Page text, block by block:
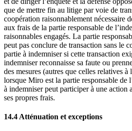
que de mettre fin au litige par voie de
coopération raisonnablement nécessaire
aux frais de la partie responsable de
raisonnables engagés. La partie
peut pas conclure de transaction sans le
partie à indemniser si cette transaction
indemniser reconnaisse sa faute ou
des mesures (autres que celles relatives
lorsque Miro est la partie responsable de
à indemniser peut participer à une action
ses propres frais.
14.4 Atténuation et exceptions